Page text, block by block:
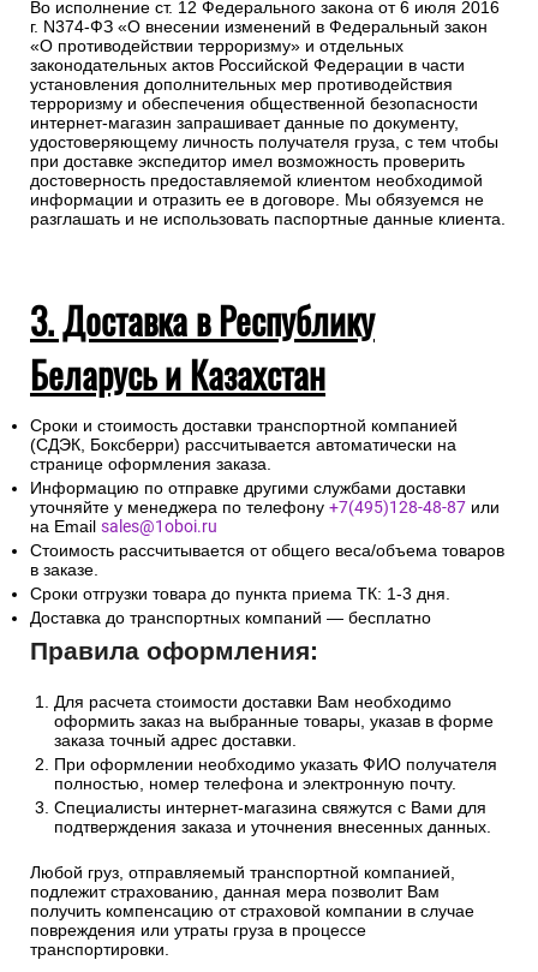
Во исполнение ст. 12 Федерального закона от 6 июля 2016
г. N374-ФЗ «О внесении изменений в Федеральный закон
«О противодействии терроризму» и отдельных
законодательных актов Российской Федерации в части
установления дополнительных мер противодействия
терроризму и обеспечения общественной безопасности
интернет-магазин запрашивает данные по документу,
удостоверяющему личность получателя груза, с тем чтобы
при доставке экспедитор имел возможность проверить
достоверность предоставляемой клиентом необходимой
информации и отразить ее в договоре. Мы обязуемся не
разглашать и не использовать паспортные данные клиента.
3. Доставка в Республику
Беларусь и Казахстан
Сроки и стоимость доставки транспортной компанией
(СДЭК, Боксберри) рассчитывается автоматически на
странице оформления заказа.
Информацию по отправке другими службами доставки
уточняйте у менеджера по телефону +7(495)128-48-87 или
на Email sales@1oboi.ru
Стоимость рассчитывается от общего веса/объема товаров
в заказе.
Сроки отгрузки товара до пункта приема ТК: 1-3 дня.
Доставка до транспортных компаний — бесплатно
Правила оформления:
Для расчета стоимости доставки Вам необходимо
оформить заказ на выбранные товары, указав в форме
заказа точный адрес доставки.
При оформлении необходимо указать ФИО получателя
полностью, номер телефона и электронную почту.
Специалисты интернет-магазина свяжутся с Вами для
подтверждения заказа и уточнения внесенных данных.
Любой груз, отправляемый транспортной компанией,
подлежит страхованию, данная мера позволит Вам
получить компенсацию от страховой компании в случае
повреждения или утраты груза в процессе
транспортировки.